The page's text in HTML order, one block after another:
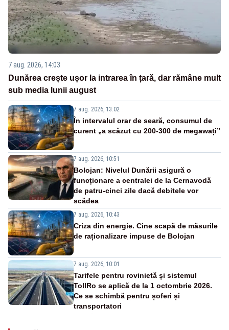
7 aug. 2026, 14:03
Dunărea crește ușor la intrarea în țară, dar rămâne mult
sub media lunii august
7 aug. 2026, 13:02
În intervalul orar de seară, consumul de
curent „a scăzut cu 200-300 de megawați”
7 aug. 2026, 10:51
Bolojan: Nivelul Dunării asigură o
funcționare a centralei de la Cernavodă
de patru-cinci zile dacă debitele vor
scădea
7 aug. 2026, 10:43
Criza din energie. Cine scapă de măsurile
de raționalizare impuse de Bolojan
7 aug. 2026, 10:01
Tarifele pentru rovinietă și sistemul
TollRo se aplică de la 1 octombrie 2026.
Ce se schimbă pentru șoferi și
transportatori